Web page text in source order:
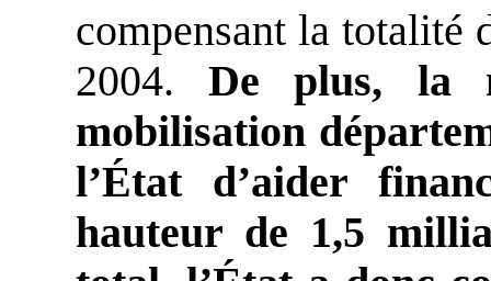
compensant la totalité
2004.De plus, la
mobilisation
l’État d’aider
hauteur de 1,5